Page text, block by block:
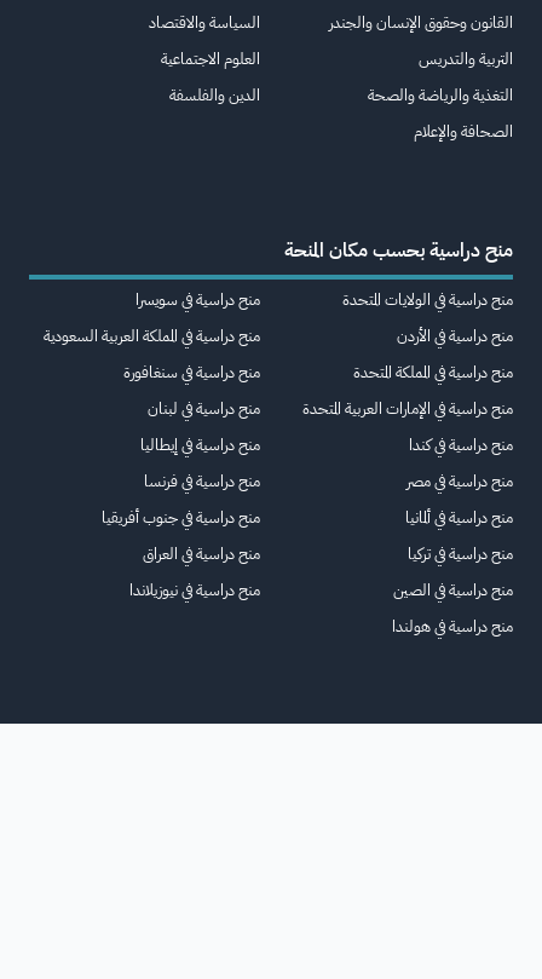
القانون وحقوق الإنسان والجندر
التربية والتدريس
التغذية والرياضة والصحة
الصحافة والإعلام
السياسة والاقتصاد
العلوم الاجتماعية
الدين والفلسفة
منح دراسية بحسب مكان المنحة
منح دراسية في الولايات المتحدة
منح دراسية في الأردن
منح دراسية في المملكة المتحدة
منح دراسية في الإمارات العربية المتحدة
منح دراسية في كندا
منح دراسية في مصر
منح دراسية في ألمانيا
منح دراسية في تركيا
منح دراسية في الصين
منح دراسية في هولندا
منح دراسية في سويسرا
منح دراسية في المملكة العربية السعودية
منح دراسية في سنغافورة
منح دراسية في لبنان
منح دراسية في إيطاليا
منح دراسية في فرنسا
منح دراسية في جنوب أفريقيا
منح دراسية في العراق
منح دراسية في نيوزيلاندا